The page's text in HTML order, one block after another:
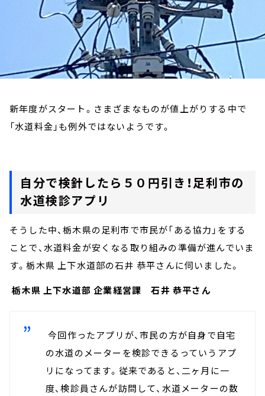
新年度がスタート。さまざまなものが値上がりする中で
「水道料金」も例外ではないようです。
自分で検針したら５０円引き！足利市の
水道検診アプリ
そうした中、栃木県の足利市で市民が「ある協力」をする
ことで、水道料金が安くなる取り組みの準備が進んでいま
す。栃木県 上下水道部の石井 恭平さんに伺いました。
栃木県 上下水道部 企業経営課 石井 恭平さん
今回作ったアプリが、市民の方が自身で自宅
の水道のメーターを検診できるっていうアプ
リになってます。従来であると、二ヶ月に一
度、検診員さんが訪問して、水道メーターの数